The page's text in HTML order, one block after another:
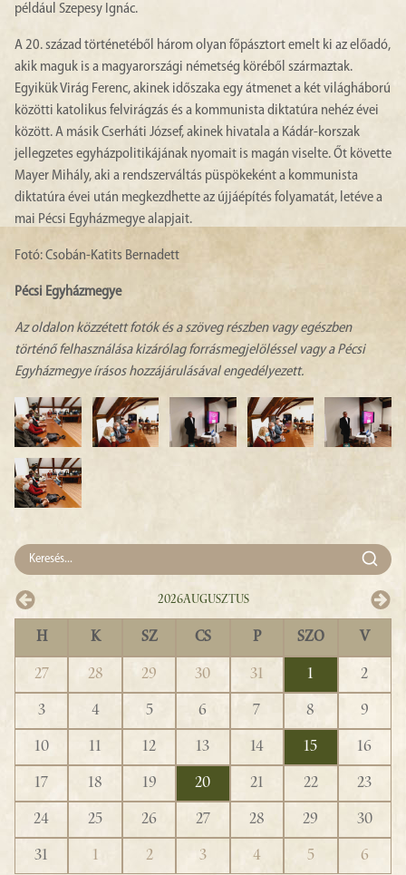
például Szepesy Ignác.
A 20. század történetéből három olyan főpásztort emelt ki az előadó,
akik maguk is a magyarországi németség köréből származtak.
Egyikük Virág Ferenc, akinek időszaka egy átmenet a két világháború
közötti katolikus felvirágzás és a kommunista diktatúra nehéz évei
között. A másik Cserháti József, akinek hivatala a Kádár-korszak
jellegzetes egyházpolitikájának nyomait is magán viselte. Őt követte
Mayer Mihály, aki a rendszerváltás püspökeként a kommunista
diktatúra évei után megkezdhette az újjáépítés folyamatát, letéve a
mai Pécsi Egyházmegye alapjait.
Fotó: Csobán-Katits Bernadett
Pécsi Egyházmegye
Az oldalon közzétett fotók és a szöveg részben vagy egészben
történő felhasználása kizárólag forrásmegjelöléssel vagy a Pécsi
Egyházmegye írásos hozzájárulásával engedélyezett.
2026Augusztus
H K SZ CS P SZO V
27 28 29 30 31 1
2
3
4 5 6 7 8
9
10
11 12 13 14 15
16
17
18 19 20 21 22
23
24
25 26 27 28 29
30
31
1 2 3 4 5 6